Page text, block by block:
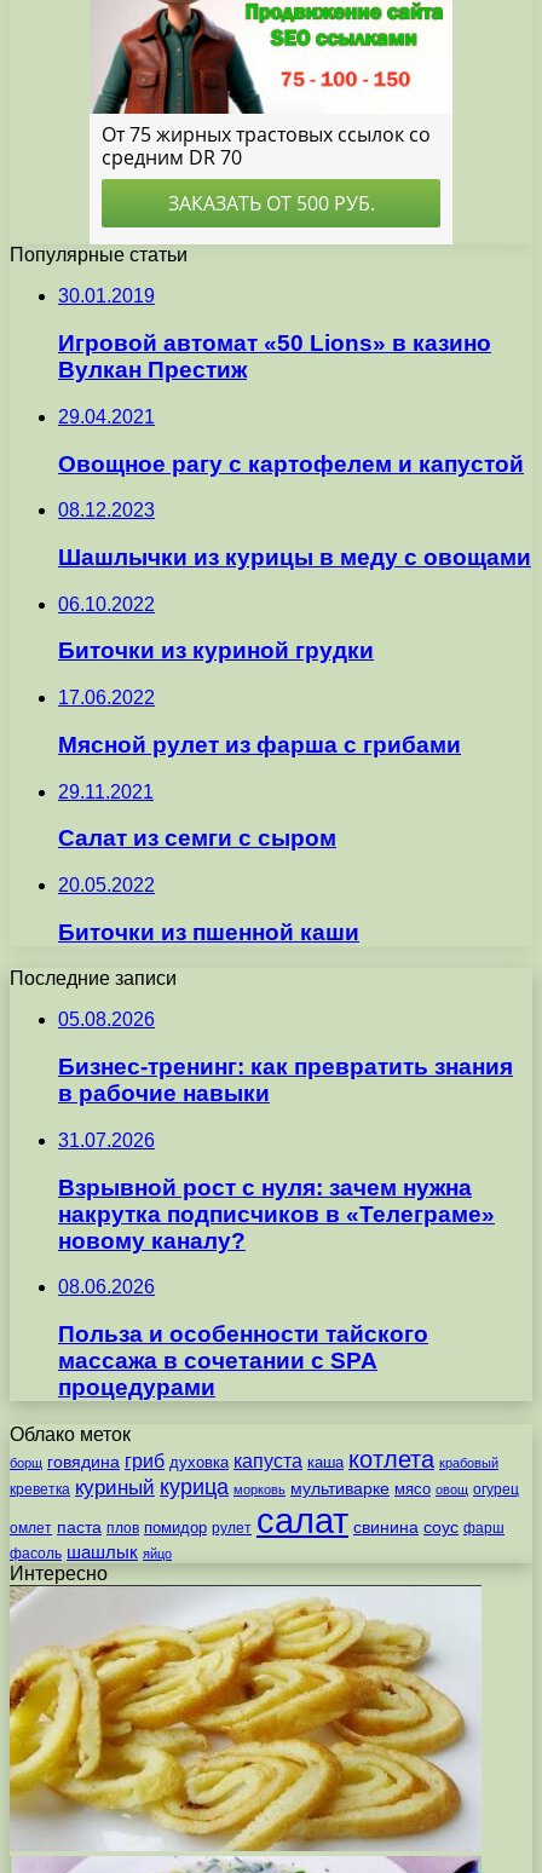
Популярные статьи
30.01.2019
Игровой автомат «50 Lions» в казино
Вулкан Престиж
29.04.2021
Овощное рагу с картофелем и капустой
08.12.2023
Шашлычки из курицы в меду с овощами
06.10.2022
Биточки из куриной грудки
17.06.2022
Мясной рулет из фарша с грибами
29.11.2021
Салат из семги с сыром
20.05.2022
Биточки из пшенной каши
Последние записи
05.08.2026
Бизнес-тренинг: как превратить знания
в рабочие навыки
31.07.2026
Взрывной рост с нуля: зачем нужна
накрутка подписчиков в «Телеграме»
новому каналу?
08.06.2026
Польза и особенности тайского
массажа в сочетании с SPA
процедурами
Облако меток
борщ говядина гриб духовка капуста каша котлета крабовый
креветка куриный курица морковь мультиварке мясо овощ огурец
омлет паста плов помидор рулет салат свинина соус фарш
фасоль шашлык яйцо
Интересно